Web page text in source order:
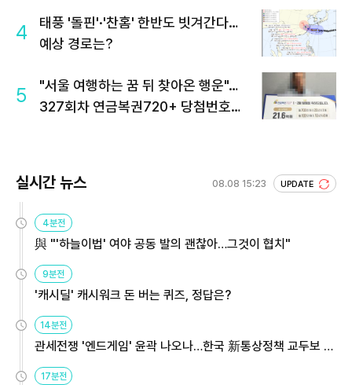
4
태풍 '돌핀'·'찬홈' 한반도 빗겨간다…
예상 경로는?
5
"서울 여행하는 꿈 뒤 찾아온 행운"…
327회차 연금복권720+ 당첨번호조
실시간 뉴스 08.08 15:23 UPDATE
4분전
與 "'하늘이법' 여야 공동 발의 괜찮아…그것이 협치"
9분전
'캐시딜' 캐시워크 돈 버는 퀴즈, 정답은?
14분전
관세전쟁 '엔드게임' 윤곽 나오나…한국 新통상정책 교두보 활
17분전